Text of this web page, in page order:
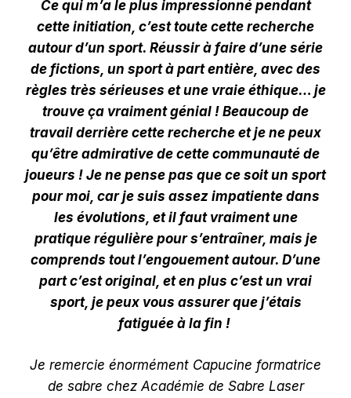
Ce qui m’a le plus impressionné pendant
cette initiation, c’est toute cette recherche
autour d’un sport. Réussir à faire d’une série
de fictions, un sport à part entière, avec des
règles très sérieuses et une vraie éthique… je
trouve ça vraiment génial ! Beaucoup de
travail derrière cette recherche et je ne peux
qu’être admirative de cette communauté de
joueurs ! Je ne pense pas que ce soit un sport
pour moi, car je suis assez impatiente dans
les évolutions, et il faut vraiment une
pratique régulière pour s’entraîner, mais je
comprends tout l’engouement autour. D’une
part c’est original, et en plus c’est un vrai
sport, je peux vous assurer que j’étais
fatiguée à la fin !
Je remercie énormément Capucine formatrice
de sabre chez Académie de Sabre Laser